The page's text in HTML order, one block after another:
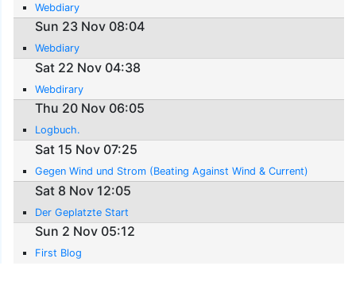
Webdiary
Sun 23 Nov 08:04
Webdiary
Sat 22 Nov 04:38
Webdirary
Thu 20 Nov 06:05
Logbuch.
Sat 15 Nov 07:25
Gegen Wind und Strom (Beating Against Wind & Current)
Sat 8 Nov 12:05
Der Geplatzte Start
Sun 2 Nov 05:12
First Blog